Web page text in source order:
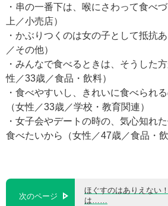
・串の一番下は、喉にさわって食べ
上／小売店）
・かぶりつくのは女の子として抵抗
／その他）
・みんなで食べるときは、そうした
性／33歳／食品・飲料）
・食べやすいし、きれいに食べられ
（女性／33歳／学校・教育関連）
・女子会やデートの時の、気心知れ
食べたいから（女性／47歳／食品・飲
次のページ
ほぐすのはありえない
は……